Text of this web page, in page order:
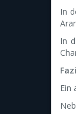
In
In
Ein